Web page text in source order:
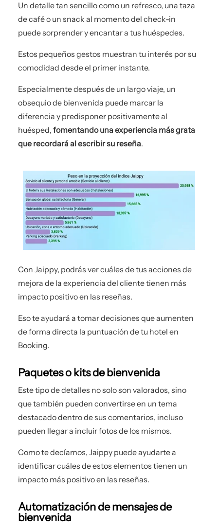
Un detalle tan sencillo como un refresco, una taza
de café o un snack al momento del check-in
puede sorprender y encantar a tus huéspedes.
Estos pequeños gestos muestran tu interés por su
comodidad desde el primer instante.
Especialmente después de un largo viaje, un
obsequio de bienvenida puede marcar la
diferencia y predisponer positivamente al
huésped,fomentando una experiencia más grata
que recordará al escribir su reseña.
Con Jaippy, podrás ver cuáles de tus acciones de
mejora de la experiencia del cliente tienen más
impacto positivo en las reseñas.
Eso te ayudará a tomar decisiones que aumenten
de forma directa la puntuación de tu hotel en
Booking.
Paquetes o kits de bienvenida
Este tipo de detalles no solo son valorados, sino
que también pueden convertirse en un tema
destacado dentro de sus comentarios, incluso
pueden llegar a incluir fotos de los mismos.
Como te decíamos, Jaippy puede ayudarte a
identificar cuáles de estos elementos tienen un
impacto más positivo en las reseñas.
Automatización de mensajes de
bienvenida